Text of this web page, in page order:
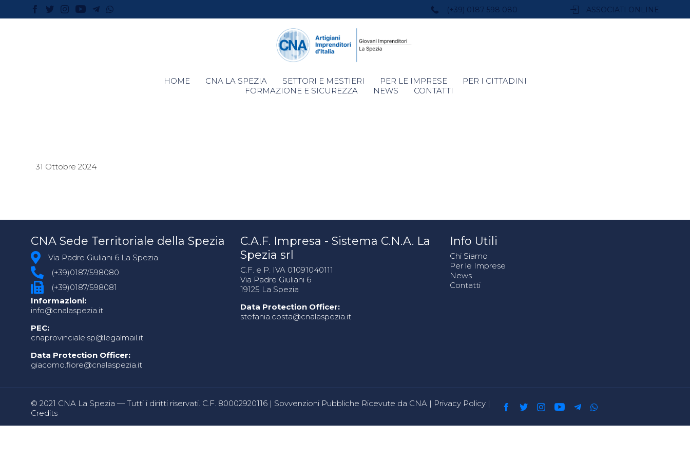
(+39) 0187 598 080 ASSOCIATI ONLINE
Skip
to
HOME CNA LA SPEZIA SETTORI E MESTIERI PER LE IMPRESE
PER I CITTADINI
FORMAZIONE E SICUREZZA
NEWS CONTATTI
31 Ottobre 2024
CNA Sede Territoriale della Spezia
Via Padre Giuliani 6 La Spezia
(+39)0187/598080
(+39)0187/598081
Informazioni:
info@cnalaspezia.it
PEC:
cnaprovinciale.sp@legalmail.it
Data Protection Officer:
giacomo.fiore@cnalaspezia.it
C.A.F. Impresa - Sistema C.N.A. La
Spezia srl
C.F. e P. IVA 01091040111
Via Padre Giuliani 6
19125 La Spezia
Data Protection Officer:
stefania.costa@cnalaspezia.it
Info Utili
Chi Siamo
Per le Imprese
News
Contatti
© 2021 CNA La Spezia — Tutti i diritti riservati. C.F. 80002920116 | Sovvenzioni Pubbliche Ricevute da CNA | Privacy Policy |
Credits